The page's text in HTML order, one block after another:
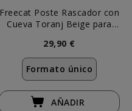
Freecat Poste Rascador con
Cueva Toranj Beige para
29,90 €
Formato único
AÑADIR